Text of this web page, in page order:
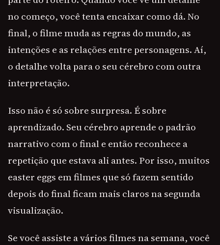
no começo, você tenta encaixar como dá. No
final, o filme muda as regras do mundo, as
intenções e as relações entre personagens. Aí,
o detalhe volta para o seu cérebro com outra
interpretação.
Isso não é só sobre surpresa. É sobre
aprendizado. Seu cérebro aprende o padrão
narrativo com o final e então reconhece a
repetição que estava ali antes. Por isso, muitos
easter eggs em filmes que só fazem sentido
depois do final ficam mais claros na segunda
visualização.
Se você assiste a vários filmes na semana, você